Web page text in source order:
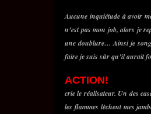
Aucune inquiétude à avoir
n’est pas mon job, alors je
une doublure… Ainsi je
faire je suis sûr qu’il
ACTION!
crie le réalisateur. Un des
les flammes lèchent mes